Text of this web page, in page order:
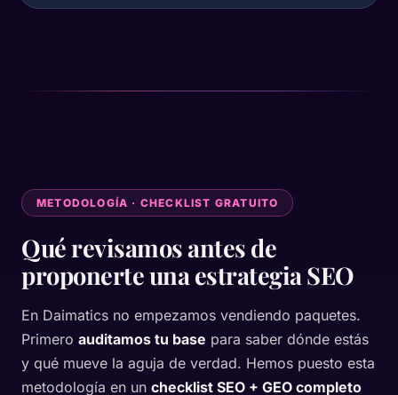
METODOLOGÍA · CHECKLIST GRATUITO
Qué revisamos antes de
proponerte una estrategia SEO
En Daimatics no empezamos vendiendo paquetes.
Primero auditamos tu base para saber dónde estás
y qué mueve la aguja de verdad. Hemos puesto esta
metodología en un checklist SEO + GEO completo